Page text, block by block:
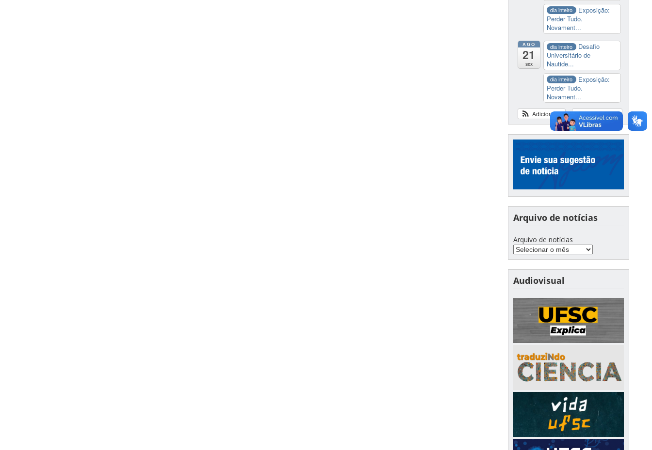
dia inteiro
Exposição:
Perder Tudo.
Novament...
AGO
21
sex
dia inteiro
Desafio
Universitário de
Nautide...
dia inteiro
Exposição:
Perder Tudo.
Novament...
Ver calendário
Adicionar
Arquivo de notícias
Arquivo de notícias
Audiovisual